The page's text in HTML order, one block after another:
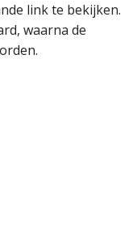
link te bekijken.
waarna de